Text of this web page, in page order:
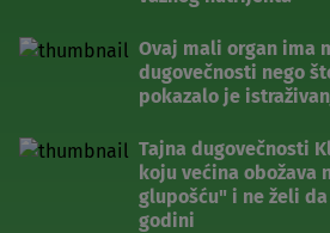
Ovaj mali organ ima
dugovečnosti nego
pokazalo je
Tajna dugovečnosti
koju većina obožava
glupošću" i ne želi
godini